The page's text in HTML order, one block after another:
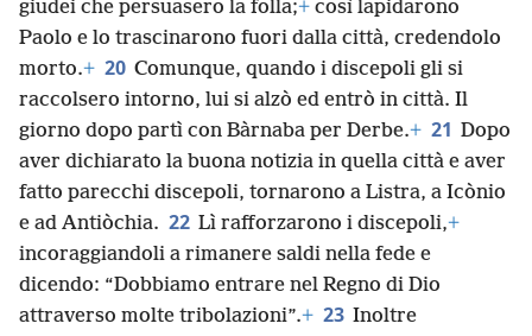
giudei che persuasero la folla;+ così lapidarono
Paolo e lo trascinarono fuori dalla città, credendolo
morto.+ 20 Comunque, quando i discepoli gli si
raccolsero intorno, lui si alzò ed entrò in città. Il
giorno dopo partì con Bàrnaba per Derbe.+ 21 Dopo
aver dichiarato la buona notizia in quella città e aver
fatto parecchi discepoli, tornarono a Listra, a Icònio
e ad Antiòchia. 22 Lì rafforzarono i discepoli,+
incoraggiandoli a rimanere saldi nella fede e
dicendo: “Dobbiamo entrare nel Regno di Dio
attraverso molte tribolazioni”.+ 23 Inoltre